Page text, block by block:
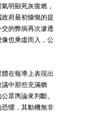
明顯死灰復燃，
府最初慷慨的提
的弊病再次滲透
也乘虛而入，公
在報導上表現出
中那些充滿猶
眾輿論來判斷。
懼，其動機無非